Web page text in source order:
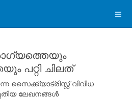
പറ്റി ചിലത്
വിവിധ
ലേഖനങ്ങള്‍